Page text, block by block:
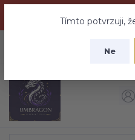
nebuďte vyděšeni zde
Tímto potvrzuji,
Ne